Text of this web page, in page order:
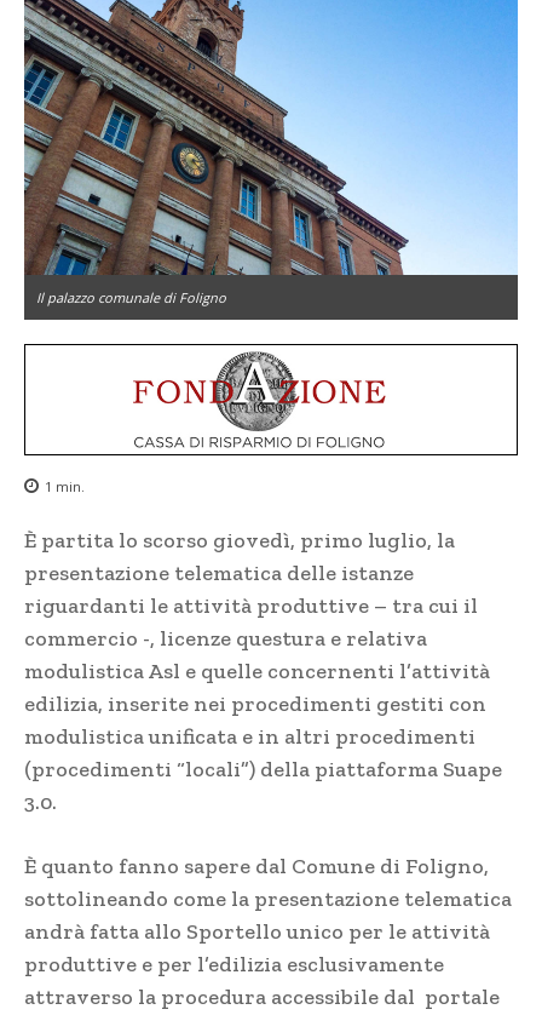
Il palazzo comunale di Foligno
1 min.
È partita lo scorso giovedì, primo luglio, la
presentazione telematica delle istanze
riguardanti le attività produttive – tra cui il
commercio -, licenze questura e relativa
modulistica Asl e quelle concernenti l’attività
edilizia, inserite nei procedimenti gestiti con
modulistica unificata e in altri procedimenti
(procedimenti “locali”) della piattaforma Suape
3.0.
È quanto fanno sapere dal Comune di Foligno,
sottolineando come la presentazione telematica
andrà fatta allo Sportello unico per le attività
produttive e per l’edilizia esclusivamente
attraverso la procedura accessibile dal portale